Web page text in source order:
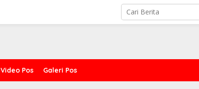
Video Pos Galeri Pos